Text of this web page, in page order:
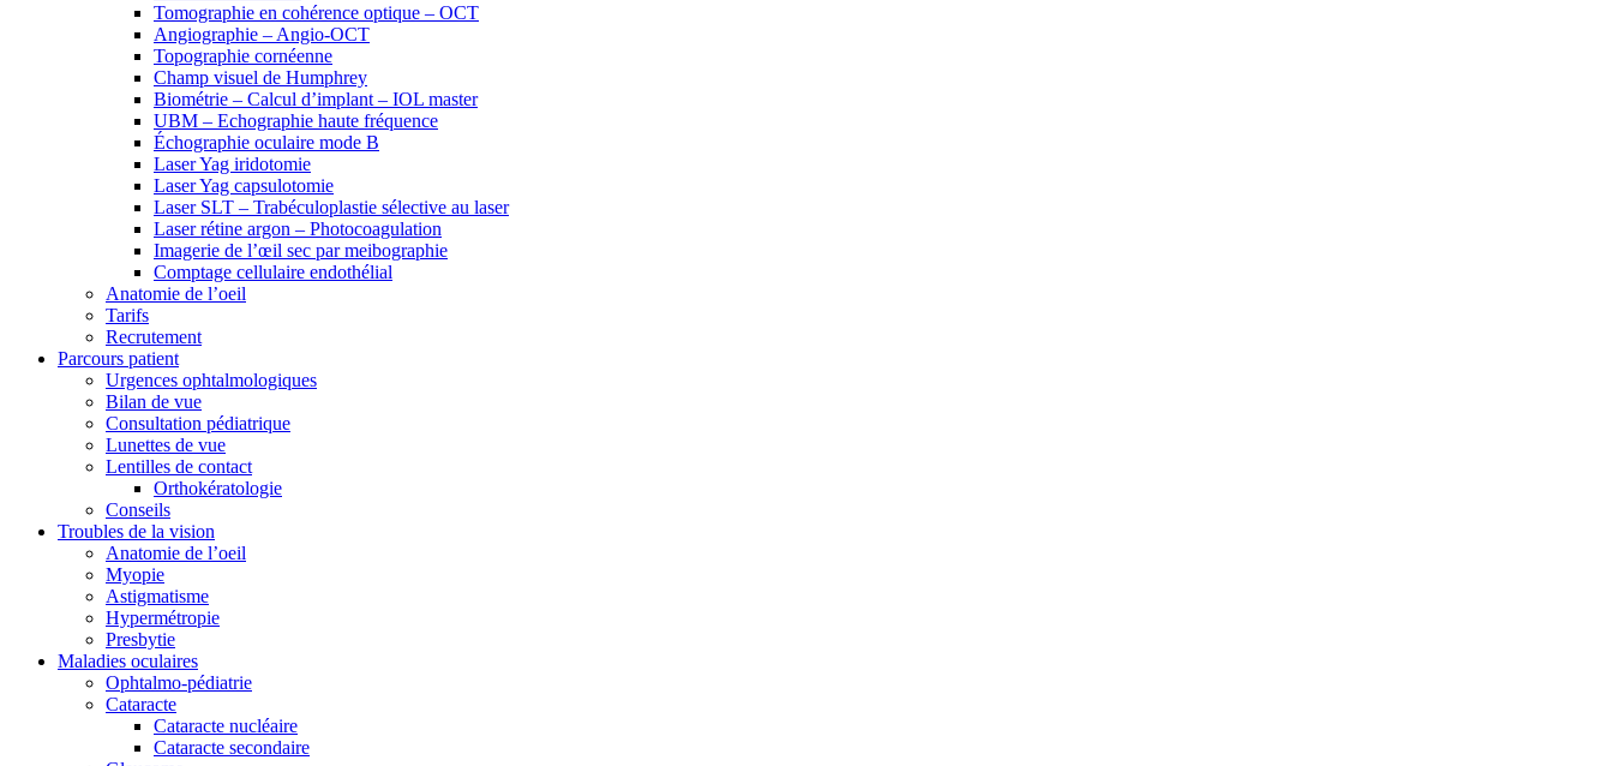
Tomographie en cohérence optique – OCT
Angiographie – Angio-OCT
Topographie cornéenne
Champ visuel de Humphrey
Biométrie – Calcul d’implant – IOL master
UBM – Echographie haute fréquence
Échographie oculaire mode B
Laser Yag iridotomie
Laser Yag capsulotomie
Laser SLT – Trabéculoplastie sélective au laser
Laser rétine argon – Photocoagulation
Imagerie de l’œil sec par meibographie
Comptage cellulaire endothélial
Anatomie de l’oeil
Tarifs
Recrutement
Parcours patient
Urgences ophtalmologiques
Bilan de vue
Consultation pédiatrique
Lunettes de vue
Lentilles de contact
Orthokératologie
Conseils
Troubles de la vision
Anatomie de l’oeil
Myopie
Astigmatisme
Hypermétropie
Presbytie
Maladies oculaires
Ophtalmo-pédiatrie
Cataracte
Cataracte nucléaire
Cataracte secondaire